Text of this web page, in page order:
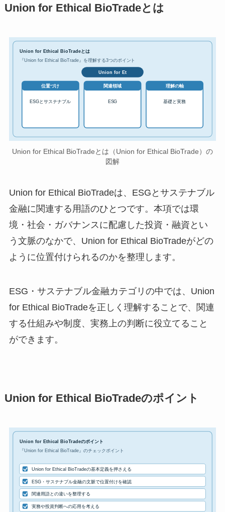
Union for Ethical BioTradeとは
Union for Ethical BioTradeとは
『Union for Ethical BioTrade』を理解する3つのポイント
Union for Et
位置づけ
ESGとサステナブル
関連領域
ESG
理解の軸
基礎と実務
Union for Ethical BioTradeとは（Union for Ethical BioTrade）の
図解
Union for Ethical BioTradeは、ESGとサステナブル
金融に関連する用語のひとつです。本項では環
境・社会・ガバナンスに配慮した投資・融資とい
う文脈のなかで、Union for Ethical BioTradeがどの
ように位置付けられるのかを整理します。
ESG・サステナブル金融カテゴリの中では、Union
for Ethical BioTradeを正しく理解することで、関連
する仕組みや制度、実務上の判断に役立てること
ができます。
Union for Ethical BioTradeのポイント
Union for Ethical BioTradeのポイント
『Union for Ethical BioTrade』のチェックポイント
Union for Ethical BioTradeの基本定義を押さえる
ESG・サステナブル金融の文脈で位置付けを確認
関連用語との違いを整理する
実務や投資判断への応用を考える